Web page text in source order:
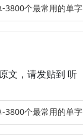
-3800个最常用的单字
文，请发贴到 听
-3800个最常用的单字